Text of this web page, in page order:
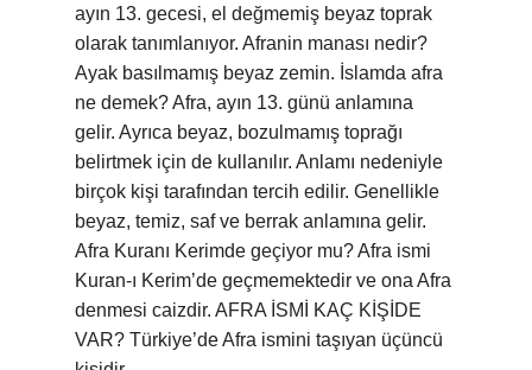
ayın 13. gecesi, el değmemiş beyaz toprak
olarak tanımlanıyor. Afranin manası nedir?
Ayak basılmamış beyaz zemin. İslamda afra
ne demek? Afra, ayın 13. günü anlamına
gelir. Ayrıca beyaz, bozulmamış toprağı
belirtmek için de kullanılır. Anlamı nedeniyle
birçok kişi tarafından tercih edilir. Genellikle
beyaz, temiz, saf ve berrak anlamına gelir.
Afra Kuranı Kerimde geçiyor mu? Afra ismi
Kuran-ı Kerim’de geçmemektedir ve ona Afra
denmesi caizdir. AFRA İSMİ KAÇ KİŞİDE
VAR? Türkiye’de Afra ismini taşıyan üçüncü